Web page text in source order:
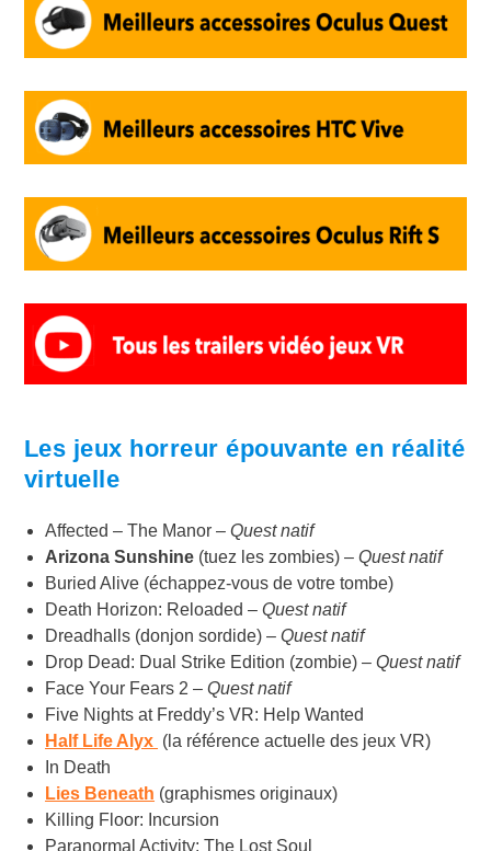
Les jeux horreur épouvante en réalité
virtuelle
Affected – The Manor –Quest natif
Arizona Sunshine (tuez les zombies) –Quest natif
Buried Alive (échappez-vous de votre tombe)
Death Horizon: Reloaded –Quest natif
Dreadhalls (donjon sordide) –Quest natif
Drop Dead: Dual Strike Edition (zombie) –Quest natif
Face Your Fears 2 –Quest natif
Five Nights at Freddy’s VR: Help Wanted
Half Life Alyx (la référence actuelle des jeux VR)
In Death
Lies Beneath (graphismes originaux)
Killing Floor: Incursion
Paranormal Activity: The Lost Soul